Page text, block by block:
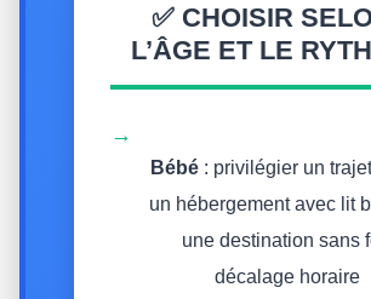
✅ CHOISIR
L’ÂGE ET LE
→
Bébé: privilégier un
un hébergement avec lit
une destination sans
décalage horaire